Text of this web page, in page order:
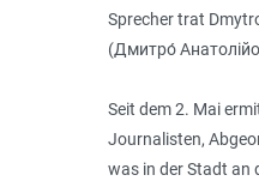
Sprecher trat
(Дмитро́
Seit dem 2. Mai
Journalisten,
was in der Stadt an